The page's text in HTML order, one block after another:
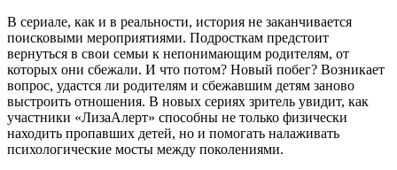
В сериале, как и в реальности, история не заканчивается
поисковыми мероприятиями. Подросткам предстоит
вернуться в свои семьи к непонимающим родителям, от
которых они сбежали. И что потом? Новый побег? Возникает
вопрос, удастся ли родителям и сбежавшим детям заново
выстроить отношения. В новых сериях зритель увидит, как
участники «ЛизаАлерт» способны не только физически
находить пропавших детей, но и помогать налаживать
психологические мосты между поколениями.